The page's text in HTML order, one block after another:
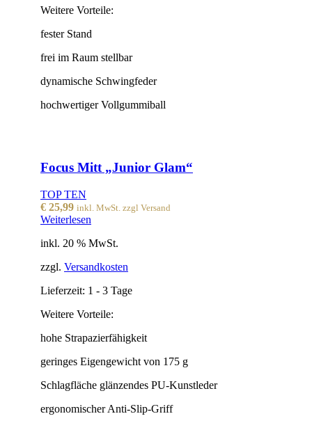
Weitere Vorteile:
fester Stand
frei im Raum stellbar
dynamische Schwingfeder
hochwertiger Vollgummiball
Focus Mitt „Junior Glam“
TOP TEN
€ 25,99 inkl. MwSt. zzgl Versand
Weiterlesen
inkl. 20 % MwSt.
zzgl. Versandkosten
Lieferzeit: 1 - 3 Tage
Weitere Vorteile:
hohe Strapazierfähigkeit
geringes Eigengewicht von 175 g
Schlagfläche glänzendes PU-Kunstleder
ergonomischer Anti-Slip-Griff